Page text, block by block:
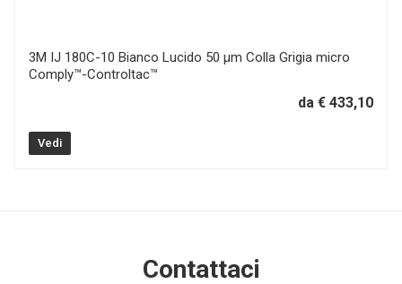
3M IJ 180C-10 Bianco Lucido 50 µm Colla Grigia micro
Comply™-Controltac™
da € 433,10
Vedi
Contattaci